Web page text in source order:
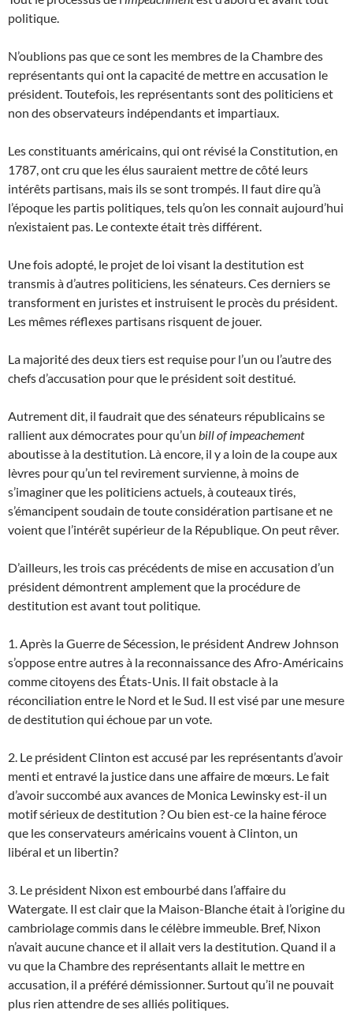
politique.
N’oublions pas que ce sont les membres de la Chambre des
représentants qui ont la capacité de mettre en accusation le
président. Toutefois, les représentants sont des politiciens et
non des observateurs indépendants et impartiaux.
Les constituants américains, qui ont révisé la Constitution, en
1787, ont cru que les élus sauraient mettre de côté leurs
intérêts partisans, mais ils se sont trompés. Il faut dire qu’à
l’époque les partis politiques, tels qu’on les connait aujourd’hui
n’existaient pas. Le contexte était très différent.
Une fois adopté, le projet de loi visant la destitution est
transmis à d’autres politiciens, les sénateurs. Ces derniers se
transforment en juristes et instruisent le procès du président.
Les mêmes réflexes partisans risquent de jouer.
La majorité des deux tiers est requise pour l’un ou l’autre des
chefs d’accusation pour que le président soit destitué.
Autrement dit, il faudrait que des sénateurs républicains se
rallient aux démocrates pour qu’un bill of impeachement
aboutisse à la destitution. Là encore, il y a loin de la coupe aux
lèvres pour qu’un tel revirement survienne, à moins de
s’imaginer que les politiciens actuels, à couteaux tirés,
s’émancipent soudain de toute considération partisane et ne
voient que l’intérêt supérieur de la République. On peut rêver.
D’ailleurs, les trois cas précédents de mise en accusation d’un
président démontrent amplement que la procédure de
destitution est avant tout politique.
1. Après la Guerre de Sécession, le président Andrew Johnson
s’oppose entre autres à la reconnaissance des Afro-Américains
comme citoyens des États-Unis. Il fait obstacle à la
réconciliation entre le Nord et le Sud. Il est visé par une mesure
de destitution qui échoue par un vote.
2. Le président Clinton est accusé par les représentants d’avoir
menti et entravé la justice dans une affaire de mœurs. Le fait
d’avoir succombé aux avances de Monica Lewinsky est-il un
motif sérieux de destitution ? Ou bien est-ce la haine féroce
que les conservateurs américains vouent à Clinton, un
libéral et un libertin?
3. Le président Nixon est embourbé dans l’affaire du
Watergate. Il est clair que la Maison-Blanche était à l’origine du
cambriolage commis dans le célèbre immeuble. Bref, Nixon
n’avait aucune chance et il allait vers la destitution. Quand il a
vu que la Chambre des représentants allait le mettre en
accusation, il a préféré démissionner. Surtout qu’il ne pouvait
plus rien attendre de ses alliés politiques.